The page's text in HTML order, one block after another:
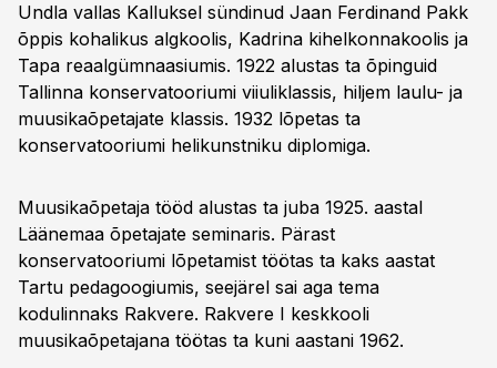
Undla vallas Kalluksel sündinud Jaan Ferdinand Pakk
õppis kohalikus algkoolis, Kadrina kihelkonnakoolis ja
Tapa reaalgümnaasiumis. 1922 alustas ta õpinguid
Tallinna konservatooriumi viiuliklassis, hiljem laulu- ja
muusikaõpetajate klassis. 1932 lõpetas ta
konservatooriumi helikunstniku diplomiga.
Muusikaõpetaja tööd alustas ta juba 1925. aastal
Läänemaa õpetajate seminaris. Pärast
konservatooriumi lõpetamist töötas ta kaks aastat
Tartu pedagoogiumis, seejärel sai aga tema
kodulinnaks Rakvere. Rakvere I keskkooli
muusikaõpetajana töötas ta kuni aastani 1962.